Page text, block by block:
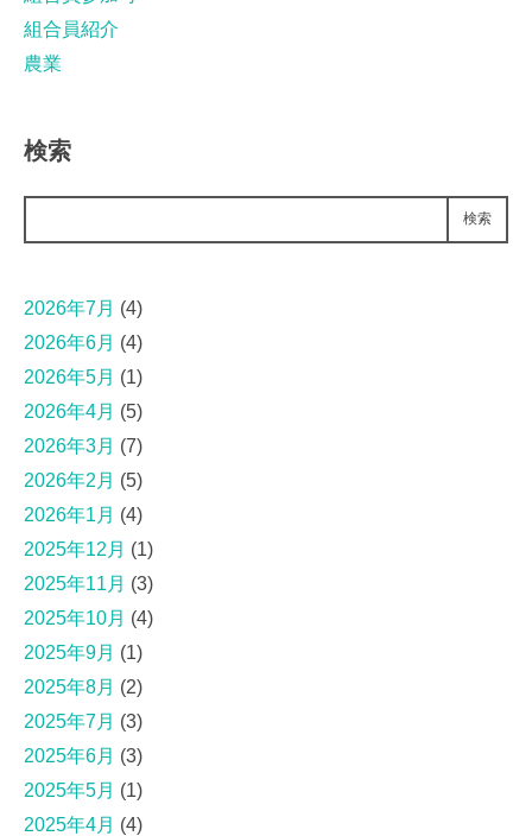
組合員紹介
農業
検索
検索
2026年7月 (4)
2026年6月 (4)
2026年5月 (1)
2026年4月 (5)
2026年3月 (7)
2026年2月 (5)
2026年1月 (4)
2025年12月 (1)
2025年11月 (3)
2025年10月 (4)
2025年9月 (1)
2025年8月 (2)
2025年7月 (3)
2025年6月 (3)
2025年5月 (1)
2025年4月 (4)